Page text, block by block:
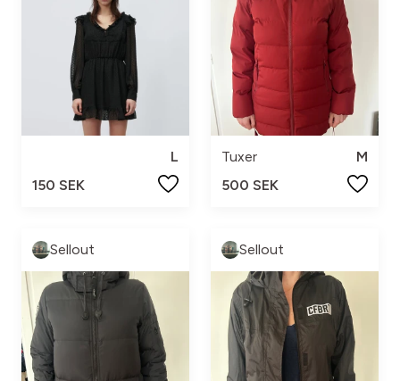
L
150 SEK
Tuxer
M
500 SEK
Sellout Sellout